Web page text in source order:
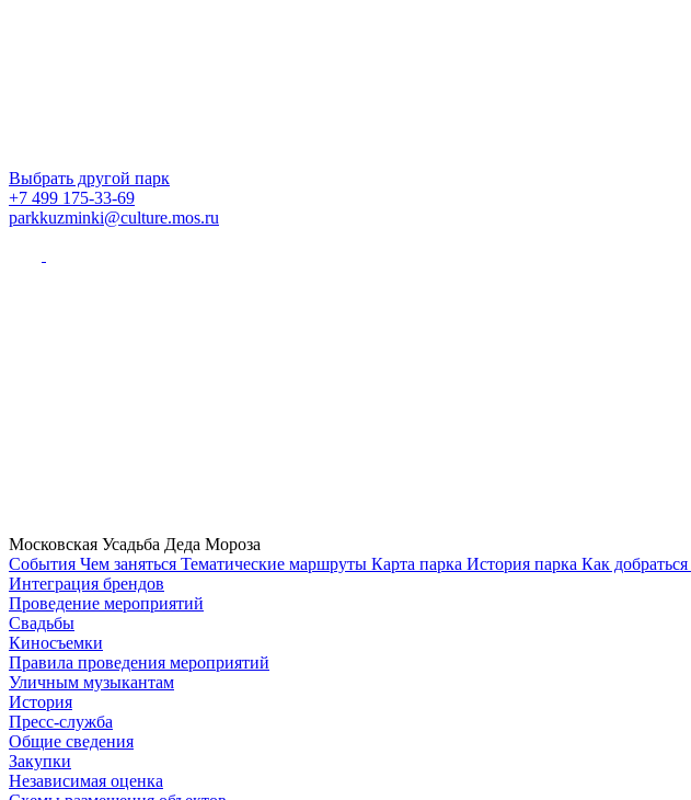
Выбрать другой парк
+7 499 175-33-69
parkkuzminki@culture.mos.ru
Московская Усадьба Деда Мороза
Cобытия Чем заняться Тематические маршруты Карта парка История парка Как добраться
Интеграция брендов
Проведение мероприятий
Свадьбы
Киносъемки
Правила проведения мероприятий
Уличным музыкантам
История
Пресс-служба
Общие сведения
Закупки
Независимая оценка